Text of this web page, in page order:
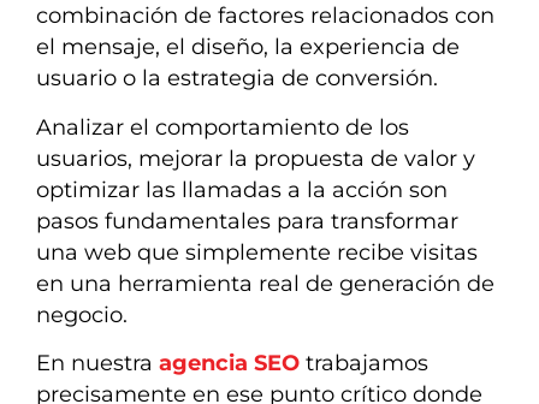
combinación de factores relacionados con
el mensaje, el diseño, la experiencia de
usuario o la estrategia de conversión.
Analizar el comportamiento de los
usuarios, mejorar la propuesta de valor y
optimizar las llamadas a la acción son
pasos fundamentales para transformar
una web que simplemente recibe visitas
en una herramienta real de generación de
negocio.
En nuestra agencia SEO trabajamos
precisamente en ese punto crítico donde